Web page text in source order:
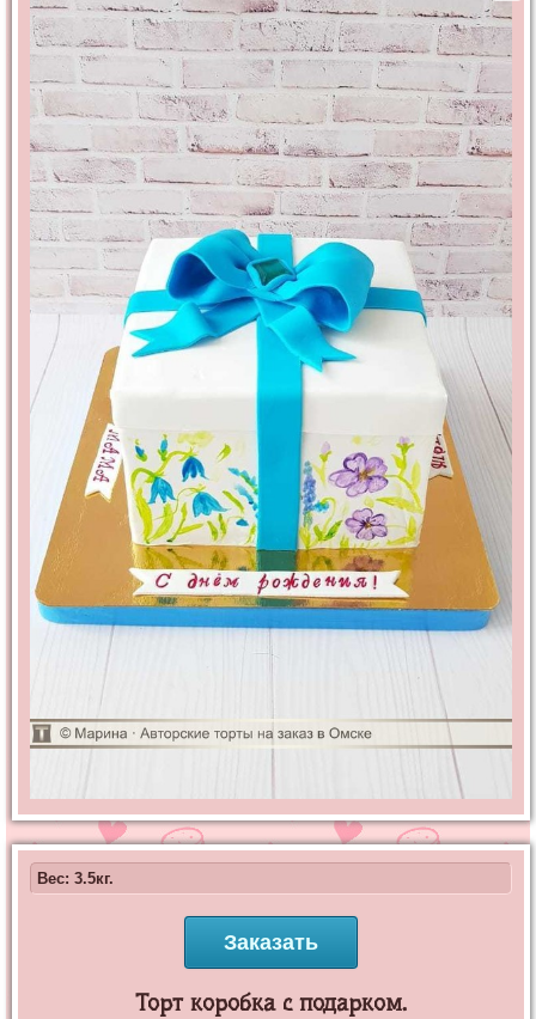
Вес: 3.5кг.
Заказать
Торт коробка с подарком.